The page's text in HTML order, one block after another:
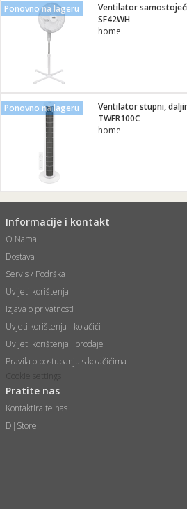
Ponovno na lageru
Ventilator
SF42WH
home
Ponovno na lageru
Ventilator stupni,
TWFR100C
home
Informacije i kontakt
O Nama
Dostava
Servis / Podrška
Uvijeti korištenja
Izjava o privatnosti
Uvjeti korištenja - kolačići
Uvijeti korištenja i prodaje
Pravila o postupanju s kolačićima
Cookie settings
Pratite nas
Kontaktirajte nas
D|Store